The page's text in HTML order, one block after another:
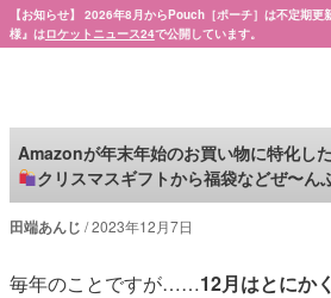
【お知らせ】 2026年8月からPouch［ポーチ］は不定期更
様』はロケットニュース24で公開しています。
Amazonが年末年始のお買い物に特化し
クリスマスギフトから福袋などぜ〜ん
田端あんじ 2023年12月7日
毎年のことですが……12月はとにか